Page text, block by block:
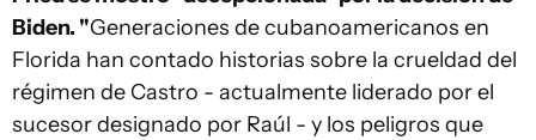
Biden. "Generaciones de cubanoamericanos en
Florida han contado historias sobre la crueldad del
régimen de Castro - actualmente liderado por el
sucesor designado por Raúl - y los peligros que